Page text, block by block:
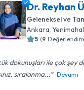
Dr. Reyhan
Geleneksel ve
Ankara,
5 (9
dokunuşları ile çok şey
sıralanma...
Devamı